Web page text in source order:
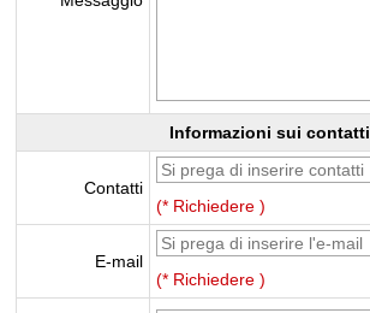
Informazioni sui contatti
Contatti
(* Richiedere )
E-mail
(* Richiedere )